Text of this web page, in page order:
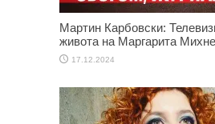
Мартин Карбовски:
живота на Маргарита
17.12.2024